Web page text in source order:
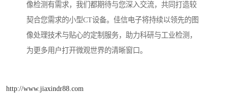
像检测有需求，我们都期待与您深入交流，共同打造较
契合您需求的小型CT设备。佳信电子将持续以领先的图
像处理技术与贴心的定制服务，助力科研与工业检测，
为更多用户打开微观世界的清晰窗口。
http://www.jiaxindr88.com